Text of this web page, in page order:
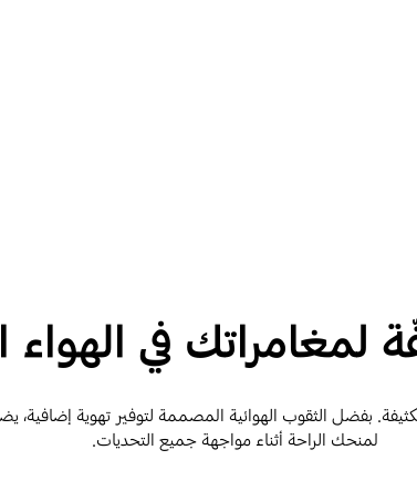
لمغامراتك في الهواء
لمنحك الراحة أثناء مواجهة جميع التحديات.